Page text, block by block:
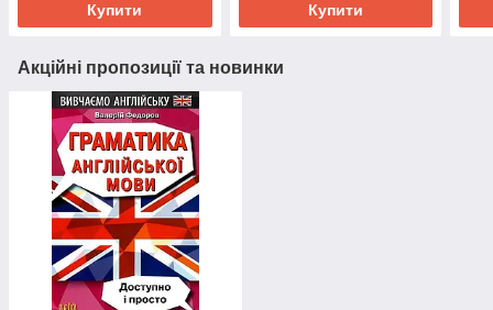
Купити Купити
Акційні пропозиції та новинки